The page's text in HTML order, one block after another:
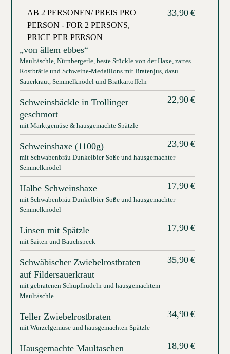
33,90 €
AB 2 PERSONEN/ PREIS PRO
PERSON - FOR 2 PERSONS,
PRICE PER PERSON
„von ällem ebbes“
Maultäschle, Nürnbergerle, beste Stückle von der Haxe, zartes
Rostbrätle und Schweine-Medaillons mit Bratenjus, dazu
Sauerkraut, Semmelknödel und Bratkartoffeln
22,90 €
Schweinsbäckle in Trollinger
geschmort
mit Marktgemüse & hausgemachte Spätzle
23,90 €
Schweinshaxe (1100g)
mit Schwabenbräu Dunkelbier-Soße und hausgemachter
Semmelknödel
17,90 €
Halbe Schweinshaxe
mit Schwabenbräu Dunkelbier-Soße und hausgemachter
Semmelknödel
17,90 €
Linsen mit Spätzle
mit Saiten und Bauchspeck
35,90 €
Schwäbischer Zwiebelrostbraten
auf Fildersauerkraut
mit gebratenen Schupfnudeln und hausgemachtem
Maultäschle
34,90 €
Teller Zwiebelrostbraten
mit Wurzelgemüse und hausgemachten Spätzle
18,90 €
Hausgemachte Maultaschen